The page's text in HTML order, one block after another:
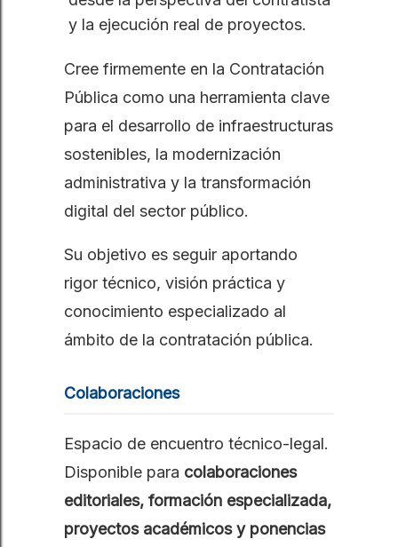
y la ejecución real de proyectos.
Cree firmemente en la Contratación
Pública como una herramienta clave
para el desarrollo de infraestructuras
sostenibles, la modernización
administrativa y la transformación
digital del sector público.
Su objetivo es seguir aportando
rigor técnico, visión práctica y
conocimiento especializado al
ámbito de la contratación pública.
Colaboraciones
Espacio de encuentro técnico-legal.
Disponible para colaboraciones
editoriales, formación especializada,
proyectos académicos y ponencias